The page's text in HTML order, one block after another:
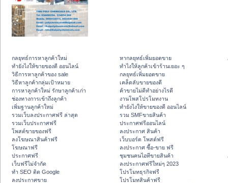
กลยุทธ์การหาลูกค้าใหม่
ทํายังไงให้ขายของดี ออนไลน์
วิธีการหาลูกค้าของ sale
วิธีหาลูกค้ากลุ่มเป้าหมาย
การหาลูกค้าใหม่ รักษาลูกค้าเก่า
ช่องทางการเข้าถึงลูกค้า
เพิ่มฐานลูกค้าใหม่
รวมเว็บลงประกาศฟรี ล่าสุด
รวมเว็บประกาศฟรี
โพสต์ขายของฟรี
ลงโฆษณาสินค้าฟรี
โฆษณาฟรี
ประกาศฟรี
เว็บฟรีไม่จำกัด
ทำ SEO ติด Google
ลงประกาศขาย
หากลยุทธ์เพิ่มยอดขาย
ทําไงให้ลูกค้าเข้าร้านเยอะ ๆ
กลยุทธ์เพิ่มยอดขาย
เคล็ดลับขายของดี
ค้าขายไม่ดีทำอย่างไรดี
งานโพสโปรโมทงาน
ทํายังไงให้ขายของดี ออนไลน์
รวม SMFขายสินค้า
ประกาศฟรีออนไลน์
ลงประกาศ สินค้า
เว็บบอร์ด โพสต์ฟรี
ลงประกาศ ซื้อ-ขาย ฟรี
ชุมชนคนไอทีขายสินค้า
ลงประกาศฟรีใหม่ๆ 2023
โปรโมทธุรกิจฟรี
โปรโมทสินค้าฟรี